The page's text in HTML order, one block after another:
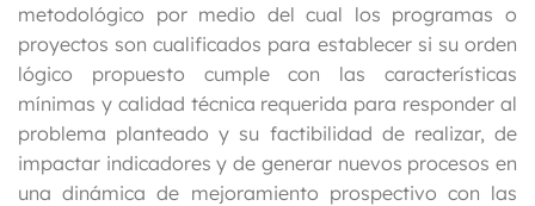
metodológico por medio del cual los programas o
proyectos son cualificados para establecer si su orden
lógico propuesto cumple con las características
mínimas y calidad técnica requerida para responder al
problema planteado y su factibilidad de realizar, de
impactar indicadores y de generar nuevos procesos en
una dinámica de mejoramiento prospectivo con las